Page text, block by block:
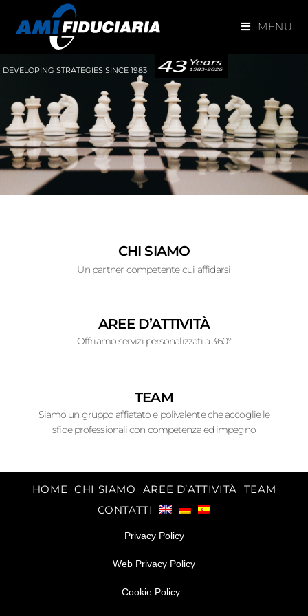
MENU
DEVELOPING STRATEGIES SINCE 1983
CHI SIAMO
Un partner competente cui affidarsi
AREE D’ATTIVITÀ
Offriamo servizi personalizzati a 360°
TEAM
Siamo un gruppo affiatato e polivalente che accoglie le
sfide professionali con competenza ed impegno
HOME CHI SIAMO AREE D’ATTIVITÀ TEAM
CONTATTI
Privacy Policy
Web Privacy Policy
Cookie Policy